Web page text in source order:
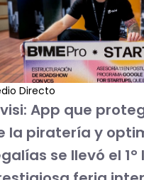
Directo
App que
la piratería y
se llevó el